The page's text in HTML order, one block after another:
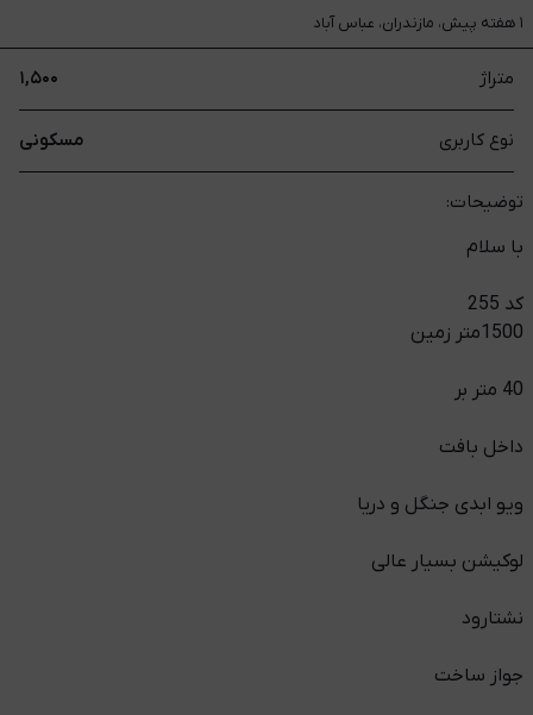
۱ هفته پیش، مازندران، عباس آباد
متراژ ۱,۵۰۰
نوع کاربری مسکونی
توضیحات:
با سلام
کد 255
1500متر زمین
40 متر بر
داخل بافت
ویو ابدی جنگل و دریا
لوکیشن بسیار عالی
نشتارود
جواز ساخت